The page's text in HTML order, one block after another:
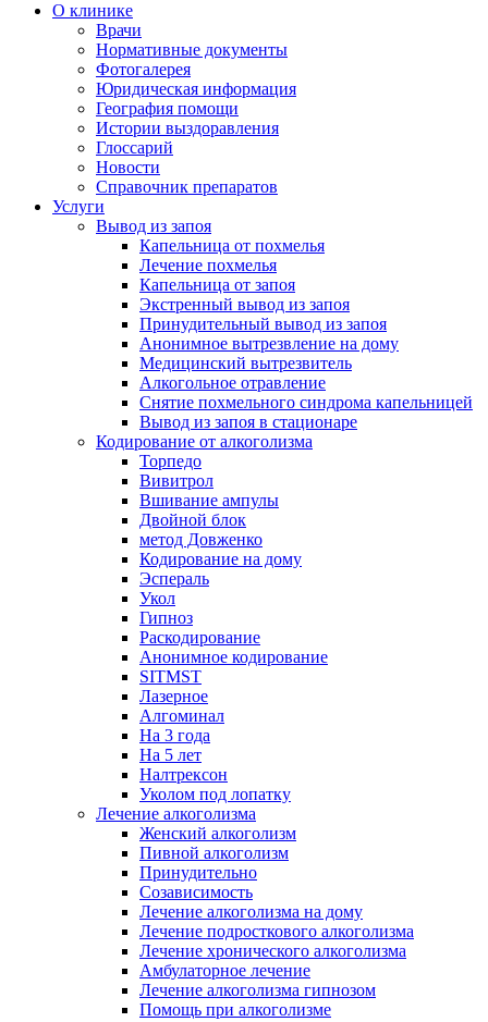
О клинике
Врачи
Нормативные документы
Фотогалерея
Юридическая информация
География помощи
Истории выздоравления
Глоссарий
Новости
Справочник препаратов
Услуги
Вывод из запоя
Капельница от похмелья
Лечение похмелья
Капельница от запоя
Экстренный вывод из запоя
Принудительный вывод из запоя
Анонимное вытрезвление на дому
Медицинский вытрезвитель
Алкогольное отравление
Снятие похмельного синдрома капельницей
Вывод из запоя в стационаре
Кодирование от алкоголизма
Торпедо
Вивитрол
Вшивание ампулы
Двойной блок
метод Довженко
Кодирование на дому
Эспераль
Укол
Гипноз
Раскодирование
Анонимное кодирование
SITMST
Лазерное
Алгоминал
На 3 года
На 5 лет
Налтрексон
Уколом под лопатку
Лечение алкоголизма
Женский алкоголизм
Пивной алкоголизм
Принудительно
Созависимость
Лечение алкоголизма на дому
Лечение подросткового алкоголизма
Лечение хронического алкоголизма
Амбулаторное лечение
Лечение алкоголизма гипнозом
Помощь при алкоголизме